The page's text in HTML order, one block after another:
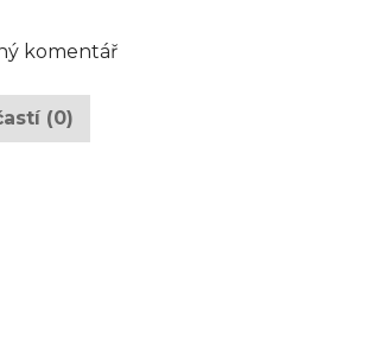
komentář
(0)